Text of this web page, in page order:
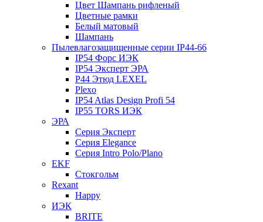
Цвет Шампань рифленый
Цветные рамки
Белый матовый
Шампань
Пылевлагозащищенные серии IP44-66
IP54 Форс ИЭК
IP54 Эксперт ЭРА
P44 Этюд LEXEL
Plexo
IP54 Atlas Design Profi 54
IP55 TORS ИЭК
ЭРА
Серия Эксперт
Серия Elegance
Серия Intro Polo/Plano
EKF
Стокгольм
Rexant
Happy
ИЭК
BRITE